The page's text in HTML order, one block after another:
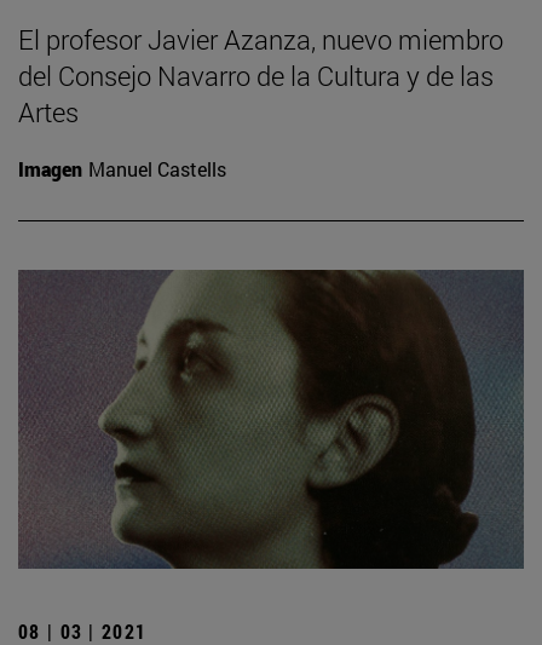
El profesor Javier Azanza, nuevo miembro
del Consejo Navarro de la Cultura y de las
Artes
Imagen Manuel Castells
08 | 03 | 2021